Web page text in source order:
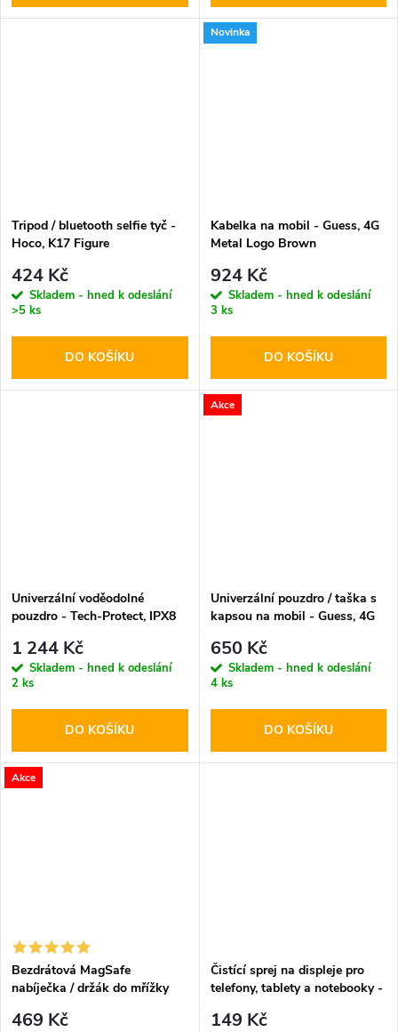
Tripod / bluetooth selfie tyč -
Hoco, K17 Figure
424 Kč
Skladem - hned k odeslání
>5 ks
DO KOŠÍKU
Novinka
Kabelka na mobil - Guess, 4G
Metal Logo Brown
924 Kč
Skladem - hned k odeslání
3 ks
DO KOŠÍKU
Univerzální voděodolné
pouzdro - Tech-Protect, IPX8
Gray
1 244 Kč
Skladem - hned k odeslání
2 ks
DO KOŠÍKU
Akce
Univerzální pouzdro / taška s
kapsou na mobil - Guess, 4G
650 Kč
Skladem - hned k odeslání
4 ks
DO KOŠÍKU
Akce
Bezdrátová MagSafe
nabíječka / držák do mřížky
Ultrafast
469 Kč
Čistící sprej na displeje pro
telefony, tablety a notebooky -
200ml
149 Kč